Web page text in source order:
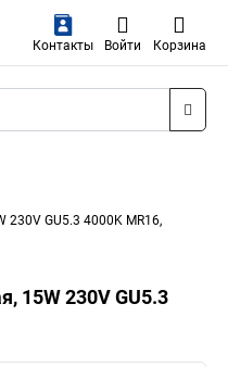
Контакты Войти Корзина
230V GU5.3 4000K MR16,
15W 230V GU5.3